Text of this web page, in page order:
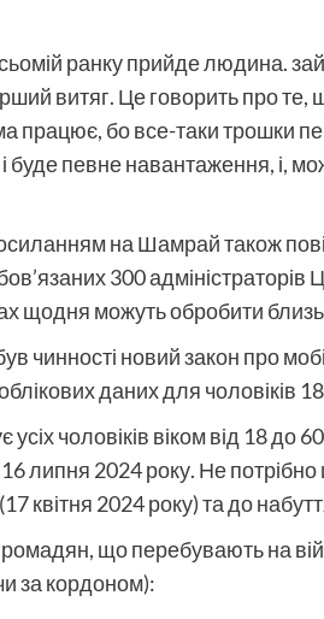
ранку прийде людина.
витяг. Це говорить про
працює, бо все-таки трошки
буде певне навантаження, і,
на Шамрай також
300 адміністраторів
щодня можуть обробити
чинності новий закон про
даних для чоловіків
чоловіків віком від 18 до
липня 2024 року. Не потрібно
(17 квітня 2024 року) та до
що перебувають на
за кордоном):